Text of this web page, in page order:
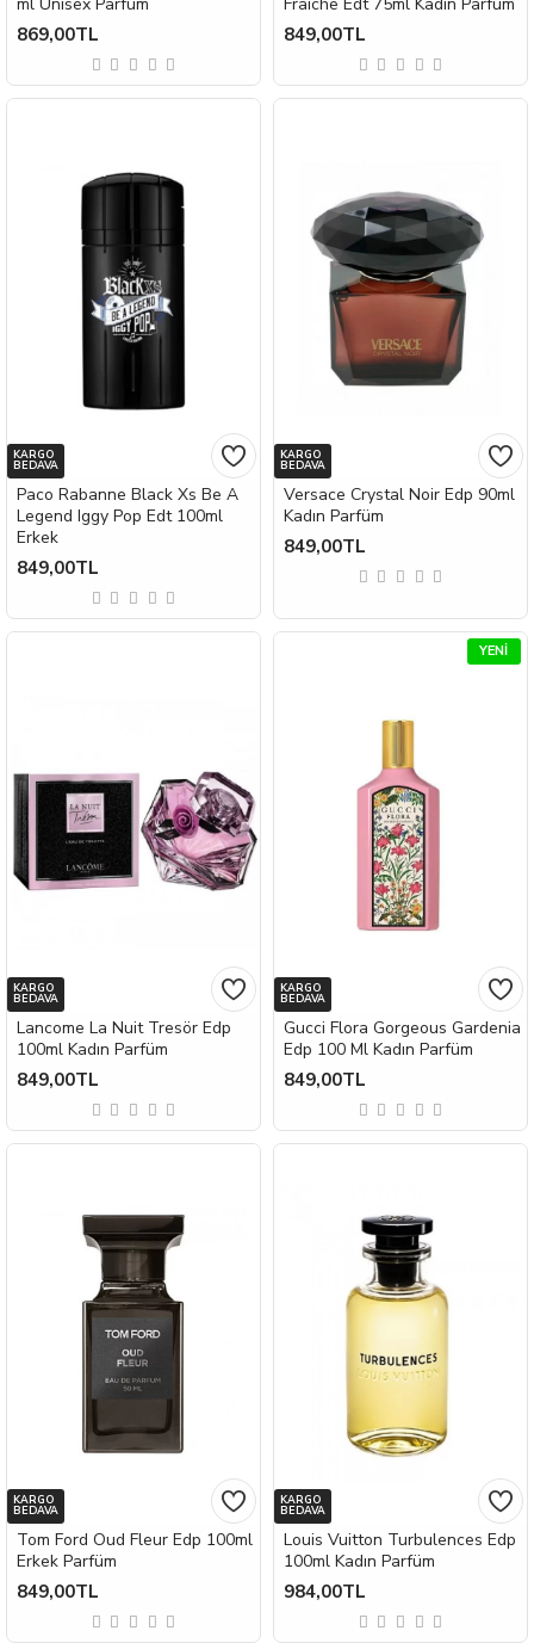
869,00TL 849,00TL
KARGO
BEDAVA
Paco Rabanne Black Xs Be A
Legend Iggy Pop Edt 100ml
Erkek
849,00TL
KARGO
BEDAVA
Versace Crystal Noir Edp 90ml
Kadın Parfüm
849,00TL
KARGO
BEDAVA
Lancome La Nuit Tresör Edp
100ml Kadın Parfüm
849,00TL
YENI
KARGO
BEDAVA
Gucci Flora Gorgeous Gardenia
Edp 100 Ml Kadın Parfüm
849,00TL
KARGO
BEDAVA
Tom Ford Oud Fleur Edp 100ml
Erkek Parfüm
849,00TL
KARGO
BEDAVA
Louis Vuitton Turbulences Edp
100ml Kadın Parfüm
984,00TL